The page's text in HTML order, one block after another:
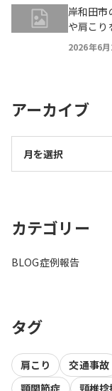
岸和田市
や肩こり
2026年6
アーカイブ
カテゴリー
BLOG症例報告
タグ
肩こり 交通事故
顎関節症
頸椎捻